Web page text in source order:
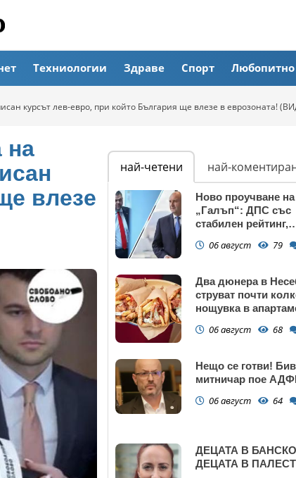
Техниологии Здраве Спорт Любопитно
курсът лев-евро, при който България ще влезе в еврозоната!
на
влезе
най-четени най-
Ново проучване на
„Галъп“: ДПС със
стабилен рейтинг,
запазва
06 август 79
Два дюнера в
струват почти
нощувка в
06 август 68
Нещо се готви!
митничар пое
06 август 64
ДЕЦАТА В
ДЕЦАТА В